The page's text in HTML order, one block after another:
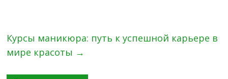
Курсы маникюра: путь к успешной карьере в
мире красоты →